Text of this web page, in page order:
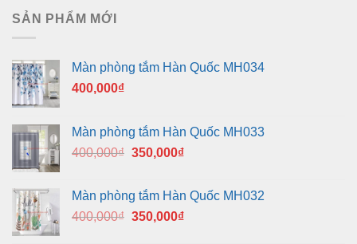
SẢN PHẨM MỚI
Màn phòng tắm Hàn Quốc MH034
400,000₫
Màn phòng tắm Hàn Quốc MH033
400,000₫ Giá
400,000₫.
350,000₫Giá
là:
350,000₫.
Màn phòng tắm Hàn Quốc MH032
400,000₫ Giá
350,000₫Giá